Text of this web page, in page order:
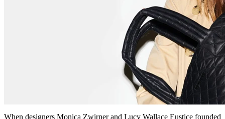
When designers Monica Zwirner and Lucy Wallace Eustice founded